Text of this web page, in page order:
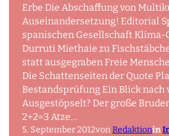
Erbe Die Abschaffung von
Auseinandersetzung! Editorial
spanischen Gesellschaft Klima-
Durruti Miethaie zu
statt ausgegraben Freie
Die Schattenseiten der Quote
Bestandsprüfung Ein Blick nach
Ausgestöpselt? Der große
2+2=3 Atze…
5. September 2012vonRedaktionin